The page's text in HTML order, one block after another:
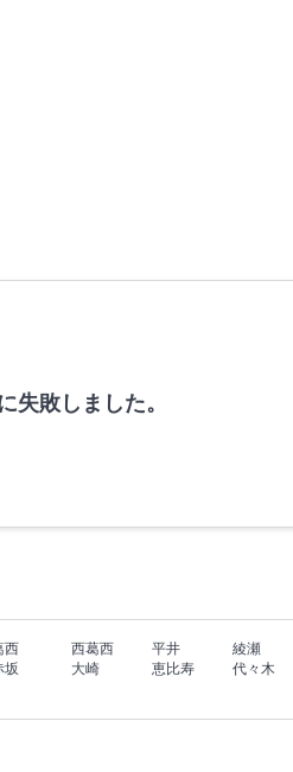
失敗しました。
西 西葛西 平井 綾瀬
坂 大崎 恵比寿 代々木